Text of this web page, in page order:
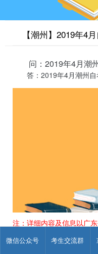
微信公众号 考生交流群
【潮州】2019年4
问：2019年4月潮州
答：2019年4月潮州自
注：详细内容及信息以广
来源：其它 作 发表于